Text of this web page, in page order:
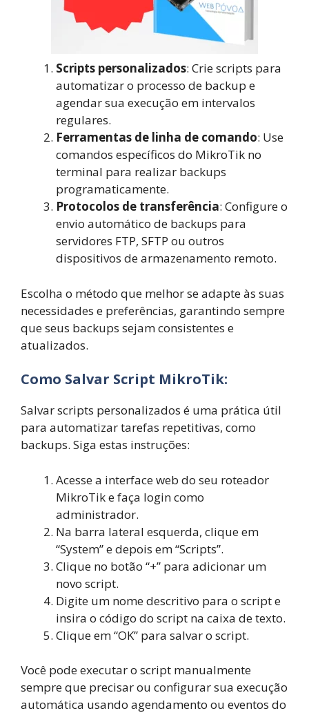
Scripts personalizados: Crie scripts para
automatizar o processo de backup e
agendar sua execução em intervalos
regulares.
Ferramentas de linha de comando: Use
comandos específicos do MikroTik no
terminal para realizar backups
programaticamente.
Protocolos de transferência: Configure o
envio automático de backups para
servidores FTP, SFTP ou outros
dispositivos de armazenamento remoto.
Escolha o método que melhor se adapte às suas
necessidades e preferências, garantindo sempre
que seus backups sejam consistentes e
atualizados.
Como Salvar Script MikroTik:
Salvar scripts personalizados é uma prática útil
para automatizar tarefas repetitivas, como
backups. Siga estas instruções:
Acesse a interface web do seu roteador
MikroTik e faça login como
administrador.
Na barra lateral esquerda, clique em
“System” e depois em “Scripts”.
Clique no botão “+” para adicionar um
novo script.
Digite um nome descritivo para o script e
insira o código do script na caixa de texto.
Clique em “OK” para salvar o script.
Você pode executar o script manualmente
sempre que precisar ou configurar sua execução
automática usando agendamento ou eventos do